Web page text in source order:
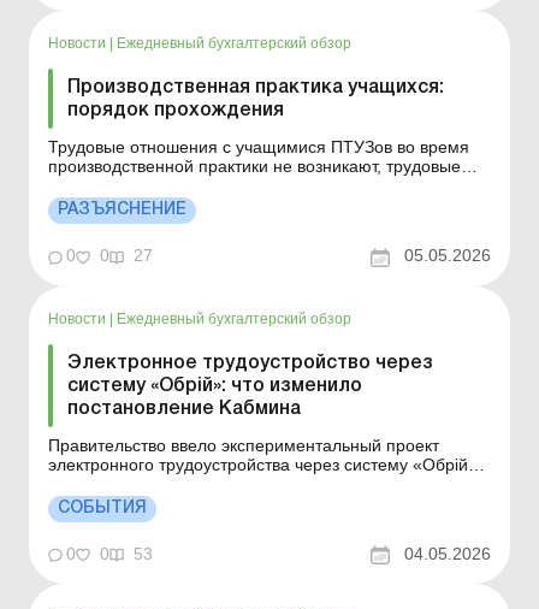
Новости Ежедневный бухгалтерский обзор
Производственная практика учащихся:
порядок прохождения
Трудовые отношения с учащимися ПТУЗов во время
производственной практики не возникают, трудовые
работника на работу в органы ГНС не подается.
Детали см. ниже. Больше по теме: Стажер или ученик:
в чем различие и как правильно назвать Для
прохождения пр...
РАЗЪЯСНЕНИЕ
0 0 27 05.05.2026
Новости | Ежедневный бухгалтерский обзор
Электронное трудоустройство через
систему «Обрій»: что изменило
постановление Кабмина
Правительство ввело экспериментальный проект
электронного трудоустройства через систему «Обрій»,
онлайн, использовать электронные кадровые
документы и автоматизировать уведомления о
на ...
СОБЫТИЯ
0 0 53 04.05.2026